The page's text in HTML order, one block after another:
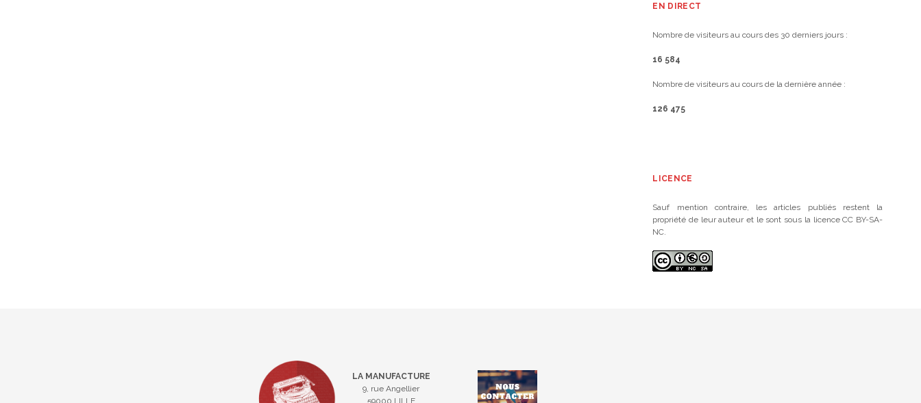
EN DIRECT
Nombre de visiteurs au cours des 30 derniers jours :
16 584
Nombre de visiteurs au cours de la dernière année :
126 475
LICENCE
Sauf mention contraire, les articles publiés restent la
propriété de leur auteur et le sont sous la licence CC BY-SA-
NC.
LA MANUFACTURE
9, rue Angellier
59000 LILLE